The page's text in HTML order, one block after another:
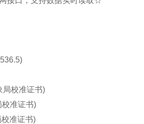
校准证书)
准证书)
准证书)